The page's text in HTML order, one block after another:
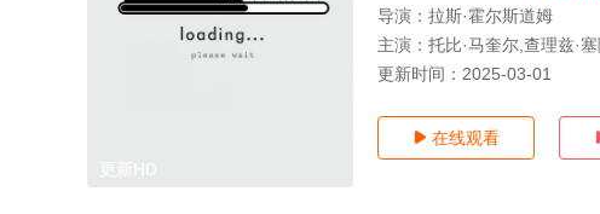
导演： 拉斯·霍尔斯道姆
主演： 托比·马奎尔,查理兹·
更新时间： 2025-03-01
 在线观看